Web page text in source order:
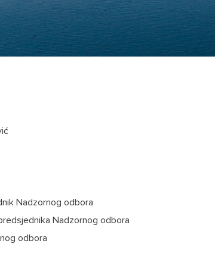
Nadzornog odbora
Nadzornog odbora
odbora